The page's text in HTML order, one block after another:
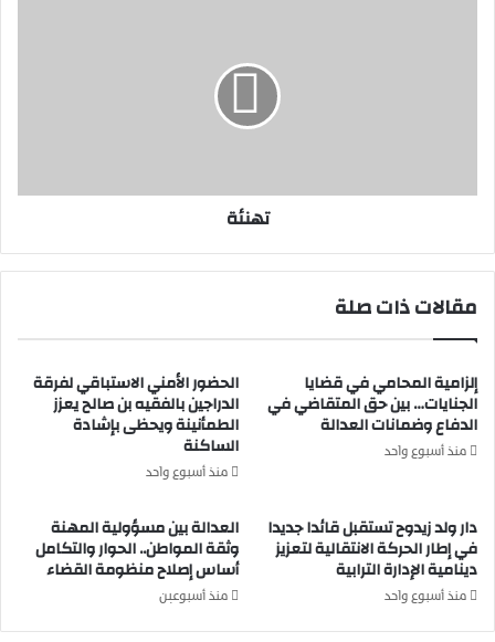
تهنئة
مقالات ذات صلة
إلزامية المحامي في قضايا
الجنايات… بين حق المتقاضي في
الدفاع وضمانات العدالة
منذ أسبوع واحد
الحضور الأمني الاستباقي لفرقة
الدراجين بالفقيه بن صالح يعزز
الطمأنينة ويحظى بإشادة
الساكنة
منذ أسبوع واحد
دار ولد زيدوح تستقبل قائدا جديدا
في إطار الحركة الانتقالية لتعزيز
دينامية الإدارة الترابية
منذ أسبوع واحد
العدالة بين مسؤولية المهنة
وثقة المواطن.. الحوار والتكامل
أساس إصلاح منظومة القضاء
منذ أسبوعين